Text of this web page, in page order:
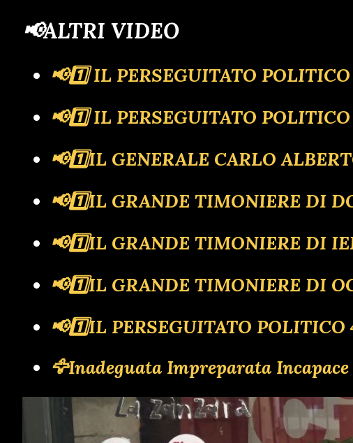
📢ALTRI VIDEO
📢1️⃣ IL PERSEGUITATO
📢1️⃣ IL PERSEGUITATO
📢1️⃣IL GENERALE CARLO
📢1️⃣IL GRANDE TIMONIERE DI
📢1️⃣IL GRANDE TIMONIERE DI
📢1️⃣IL GRANDE TIMONIERE DI
📢1️⃣IL PERSEGUITATO
🦅Inadeguata Impreparata